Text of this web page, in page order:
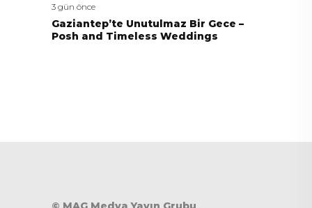
3 gün önce
Gaziantep’te Unutulmaz Bir Gece –
Posh and Timeless Weddings